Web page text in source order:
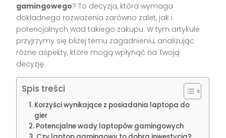
gamingowego? To decyzja, która wymaga
dokładnego rozważenia zarówno zalet, jak i
potencjalnych wad takiego zakupu. W tym artykule
przyjrzymy się bliżej temu zagadnieniu, analizując
różne aspekty, które mogą wpłynąć na Twoją
decyzję.
Spis treści
Korzyści wynikające z posiadania laptopa do
gier
Potencjalne wady laptopów gamingowych